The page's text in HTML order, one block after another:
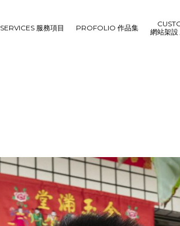
SERVICES 服務項目 PROFOLIO 作品集
網站架